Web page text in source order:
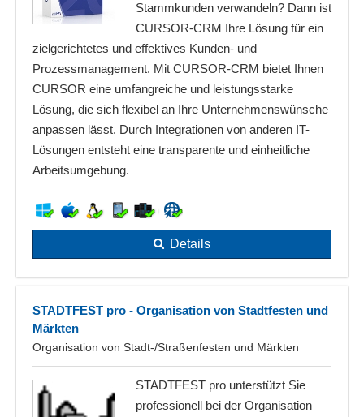
Stammkunden verwandeln? Dann ist
CURSOR-CRM Ihre Lösung für ein
zielgerichtetes und effektives Kunden- und
Prozessmanagement. Mit CURSOR-CRM bietet Ihnen
CURSOR eine umfangreiche und leistungsstarke
Lösung, die sich flexibel an Ihre Unternehmenswünsche
anpassen lässt. Durch Integrationen von anderen IT-
Lösungen entsteht eine transparente und einheitliche
Arbeitsumgebung.
Details
STADTFEST pro - Organisation von Stadtfesten und
Märkten
Organisation von Stadt-/Straßenfesten und Märkten
STADTFEST pro unterstützt Sie
professionell bei der Organisation